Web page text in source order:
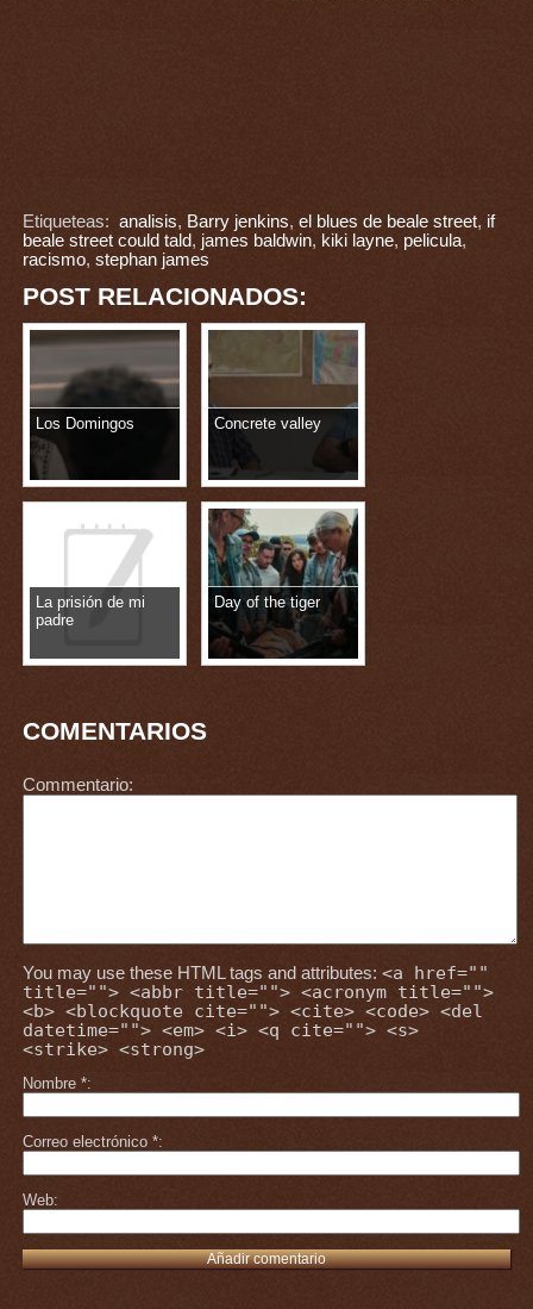
Etiqueteas: analisis, Barry jenkins, el blues de beale street, if
beale street could tald, james baldwin, kiki layne, pelicula,
racismo, stephan james
POST RELACIONADOS:
Los Domingos Concrete valley
La prisión de mi
padre
Day of the tiger
COMENTARIOS
Commentario
You may use these HTML tags and attributes: <a href=""
title=""> <abbr title=""> <acronym title="">
<b> <blockquote cite=""> <cite> <code> <del
datetime=""> <em> <i> <q cite=""> <s>
<strike> <strong>
Nombre *
Correo electrónico *
Web